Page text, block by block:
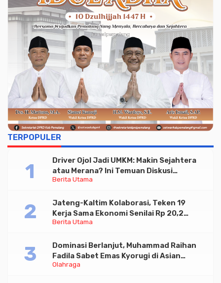
TERPOPULER
Berita Utama
Driver Ojol Jadi UMKM: Makin Sejahtera
atau Merana? Ini Temuan Diskusi
Paramadina
Berita Utama
Jateng-Kaltim Kolaborasi, Teken 19
Kerja Sama Ekonomi Senilai Rp 20,2
Triliun
Olahraga
Dominasi Berlanjut, Muhammad Raihan
Fadila Sabet Emas Kyorugi di Asian
Taekwondo Indonesia Open 2026